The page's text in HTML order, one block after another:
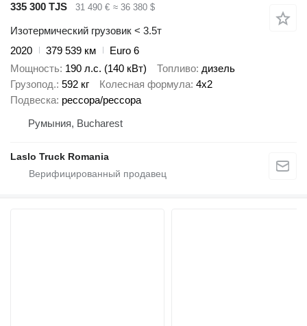
335 300 TJS 31 490 € ≈ 36 380 $
Изотермический грузовик < 3.5т
2020
379 539 км
Euro 6
Мощность 190 л.с. (140 кВт) Топливо дизель
Грузопод. 592 кг Колесная формула 4x2
Подвеска рессора/рессора
Румыния, Bucharest
Laslo Truck Romania